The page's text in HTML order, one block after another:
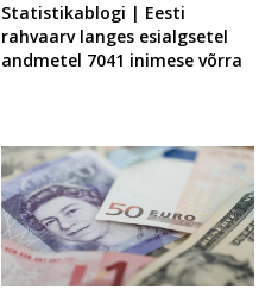
Statistikablogi | Eesti
rahvaarv langes esialgsetel
andmetel 7041 inimese võrra